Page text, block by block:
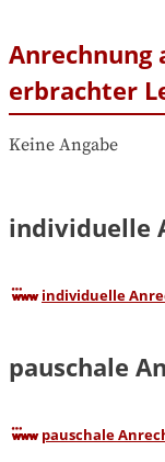
Anrechnung
erbrachter
Keine Angabe
individuelle
individuelle
pauschale
pauschale